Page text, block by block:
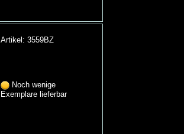
Artikel: 3559BZ
Noch wenige
Exemplare lieferbar